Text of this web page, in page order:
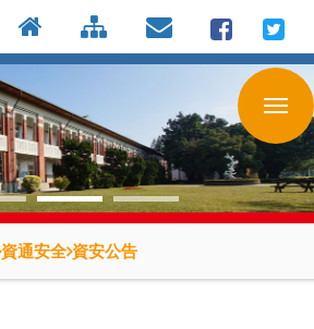
資通安全 資安公告